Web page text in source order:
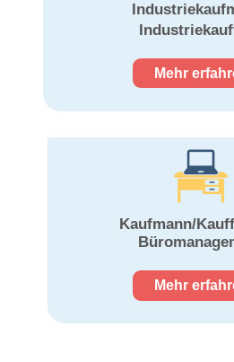
Mehr
Kaufmann/
Mehr